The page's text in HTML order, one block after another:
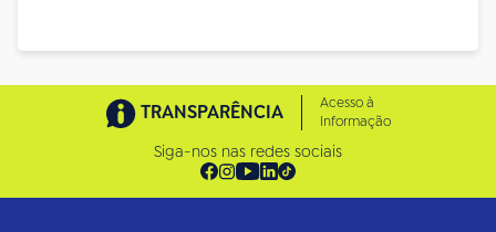
TRANSPARÊNCIA
Acesso à
Informação
Siga-nos nas redes sociais